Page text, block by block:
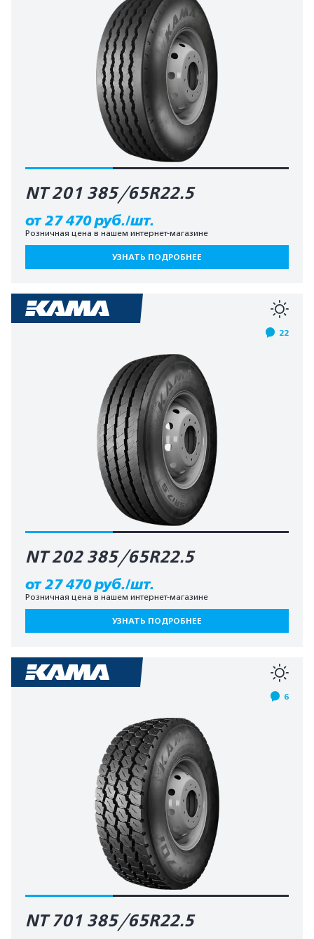
NT 201 385/65R22.5
от 27 470 руб./шт.
Розничная цена в нашем интернет-магазине
УЗНАТЬ ПОДРОБНЕЕ
22
NT 202 385/65R22.5
от 27 470 руб./шт.
Розничная цена в нашем интернет-магазине
УЗНАТЬ ПОДРОБНЕЕ
6
NT 701 385/65R22.5